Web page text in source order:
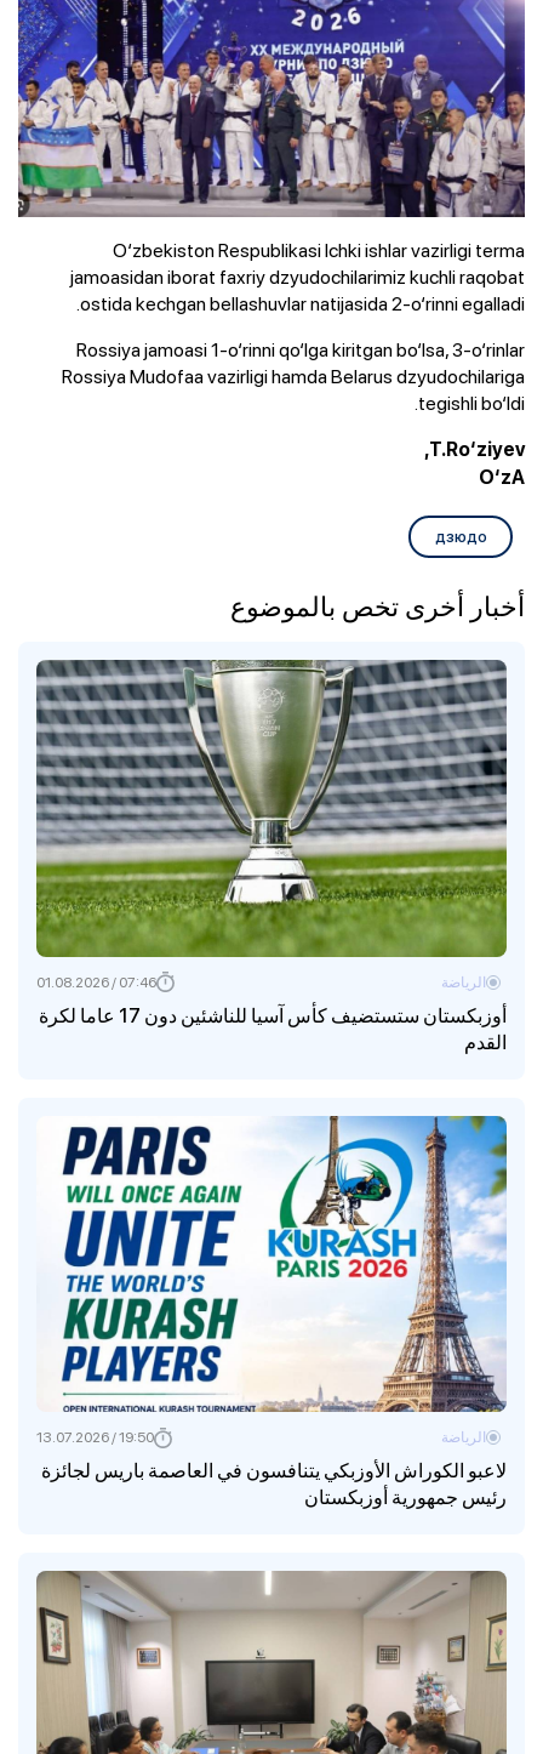
O‘zbekiston Respublikasi Ichki ishlar vazirligi terma
jamoasidan iborat faxriy dzyudochilarimiz kuchli raqobat
ostida kechgan bellashuvlar natijasida 2-o‘rinni egalladi.
Rossiya jamoasi 1-o‘rinni qo‘lga kiritgan bo‘lsa, 3-o‘rinlar
Rossiya Mudofaa vazirligi hamda Belarus dzyudochilariga
tegishli bo‘ldi.
T.Ro‘ziyev,
O‘zA
дзюдо
أخبار أخرى تخص بالموضوع
أوزبكستان ستستضيف كأس آسيا للناشئين دون 17 عاما لكرة
القدم
الرياضة 07:46 / 01.08.2026
لاعبو الكوراش الأوزبكي يتنافسون في العاصمة باريس لجائزة
رئيس جمهورية أوزبكستان
الرياضة 19:50 / 13.07.2026